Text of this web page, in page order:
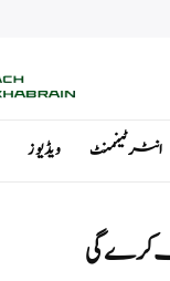
انٹرٹینمنٹ ویڈیوز
کرے گی